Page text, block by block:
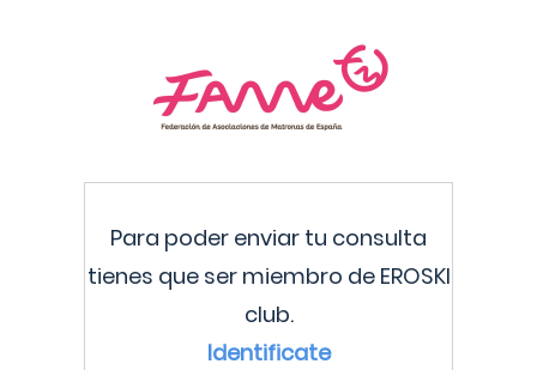
Para poder enviar tu consulta
tienes que ser miembro de EROSKI
club.
Identificate